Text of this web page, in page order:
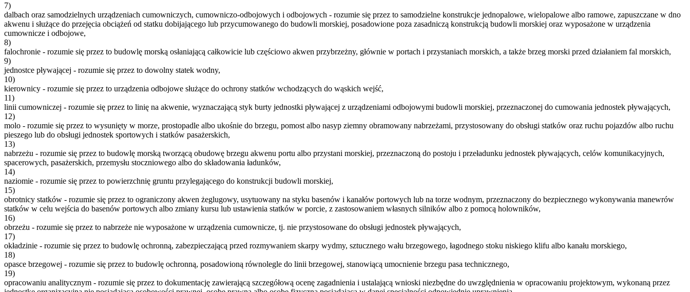
7)
dalbach oraz samodzielnych urządzeniach cumowniczych, cumowniczo-odbojowych i odbojowych - rozumie się przez to samodzielne konstrukcje jednopalowe, wielopalowe albo ramowe, zapuszczane w dno
akwenu i służące do przejęcia obciążeń od statku dobijającego lub przycumowanego do budowli morskiej, posadowione poza zasadniczą konstrukcją budowli morskiej oraz wyposażone w urządzenia
cumownicze i odbojowe,
8)
falochronie - rozumie się przez to budowlę morską osłaniającą całkowicie lub częściowo akwen przybrzeżny, głównie w portach i przystaniach morskich, a także brzeg morski przed działaniem fal morskich,
9)
jednostce pływającej - rozumie się przez to dowolny statek wodny,
10)
kierownicy - rozumie się przez to urządzenia odbojowe służące do ochrony statków wchodzących do wąskich wejść,
11)
linii cumowniczej - rozumie się przez to linię na akwenie, wyznaczającą styk burty jednostki pływającej z urządzeniami odbojowymi budowli morskiej, przeznaczonej do cumowania jednostek pływających,
12)
molo - rozumie się przez to wysunięty w morze, prostopadle albo ukośnie do brzegu, pomost albo nasyp ziemny obramowany nabrzeżami, przystosowany do obsługi statków oraz ruchu pojazdów albo ruchu
pieszego lub do obsługi jednostek sportowych i statków pasażerskich,
13)
nabrzeżu - rozumie się przez to budowlę morską tworzącą obudowę brzegu akwenu portu albo przystani morskiej, przeznaczoną do postoju i przeładunku jednostek pływających, celów komunikacyjnych,
spacerowych, pasażerskich, przemysłu stoczniowego albo do składowania ładunków,
14)
naziomie - rozumie się przez to powierzchnię gruntu przylegającego do konstrukcji budowli morskiej,
15)
obrotnicy statków - rozumie się przez to ograniczony akwen żeglugowy, usytuowany na styku basenów i kanałów portowych lub na torze wodnym, przeznaczony do bezpiecznego wykonywania manewrów
statków w celu wejścia do basenów portowych albo zmiany kursu lub ustawienia statków w porcie, z zastosowaniem własnych silników albo z pomocą holowników,
16)
obrzeżu - rozumie się przez to nabrzeże nie wyposażone w urządzenia cumownicze, tj. nie przystosowane do obsługi jednostek pływających,
17)
okładzinie - rozumie się przez to budowlę ochronną, zabezpieczającą przed rozmywaniem skarpy wydmy, sztucznego wału brzegowego, łagodnego stoku niskiego klifu albo kanału morskiego,
18)
opasce brzegowej - rozumie się przez to budowlę ochronną, posadowioną równolegle do linii brzegowej, stanowiącą umocnienie brzegu pasa technicznego,
19)
opracowaniu analitycznym - rozumie się przez to dokumentację zawierającą szczegółową ocenę zagadnienia i ustalającą wnioski niezbędne do uwzględnienia w opracowaniu projektowym, wykonaną przez